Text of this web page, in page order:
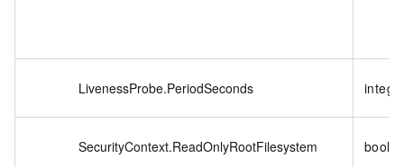
LivenessProbe.PeriodSeconds
SecurityContext.ReadOnlyRootFilesystem